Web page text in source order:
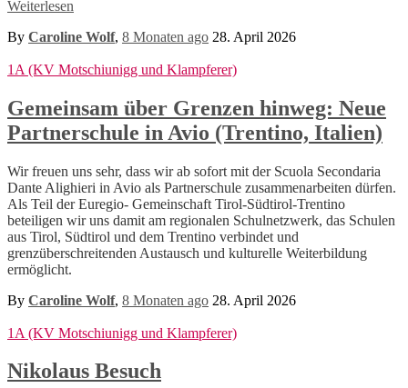
Weiterlesen
By Caroline Wolf, 8 Monaten ago 28. April 2026
1A (KV Motschiunigg und Klampferer)
Gemeinsam über Grenzen hinweg: Neue
Partnerschule in Avio (Trentino, Italien)
Wir freuen uns sehr, dass wir ab sofort mit der Scuola Secondaria
Dante Alighieri in Avio als Partnerschule zusammenarbeiten dürfen.
Als Teil der Euregio- Gemeinschaft Tirol-Südtirol-Trentino
beteiligen wir uns damit am regionalen Schulnetzwerk, das Schulen
aus Tirol, Südtirol und dem Trentino verbindet und
grenzüberschreitenden Austausch und kulturelle Weiterbildung
ermöglicht.
By Caroline Wolf, 8 Monaten ago 28. April 2026
1A (KV Motschiunigg und Klampferer)
Nikolaus Besuch